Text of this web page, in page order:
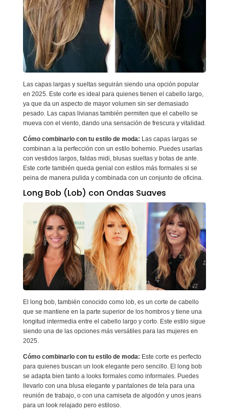
Las capas largas y sueltas seguirán siendo una opción popular
en 2025. Este corte es ideal para quienes tienen el cabello largo,
ya que da un aspecto de mayor volumen sin ser demasiado
pesado. Las capas livianas también permiten que el cabello se
mueva con el viento, dando una sensación de frescura y vitalidad.
Cómo combinarlo con tu estilo de moda: Las capas largas se
combinan a la perfección con un estilo bohemio. Puedes usarlas
con vestidos largos, faldas midi, blusas sueltas y botas de ante.
Este corte también queda genial con estilos más formales si se
peina de manera pulida y combinada con un conjunto de oficina.
Long Bob (Lob) con Ondas Suaves
El long bob, también conocido como lob, es un corte de cabello
que se mantiene en la parte superior de los hombros y tiene una
longitud intermedia entre el cabello largo y corto. Este estilo sigue
siendo una de las opciones más versátiles para las mujeres en
2025.
Cómo combinarlo con tu estilo de moda: Este corte es perfecto
para quienes buscan un look elegante pero sencillo. El long bob
se adapta bien tanto a looks formales como informales. Puedes
llevarlo con una blusa elegante y pantalones de tela para una
reunión de trabajo, o con una camiseta de algodón y unos jeans
para un look relajado pero estiloso.